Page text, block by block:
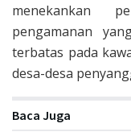
menekankan
pengamanan
terbatas pada
desa-desa
Baca Juga